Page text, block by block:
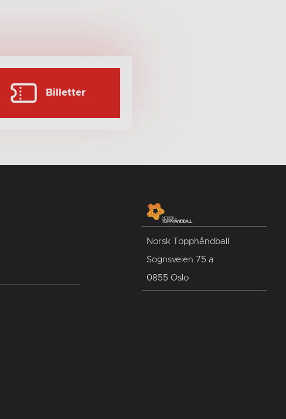
Billetter
Norsk Topphåndball
Sognsveien 75 a
0855 Oslo